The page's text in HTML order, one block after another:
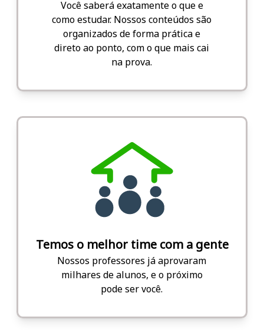
Você saberá exatamente o que e
como estudar. Nossos conteúdos são
organizados de forma prática e
direto ao ponto, com o que mais cai
na prova.
Temos o melhor time com a gente
Nossos professores já aprovaram
milhares de alunos, e o próximo
pode ser você.